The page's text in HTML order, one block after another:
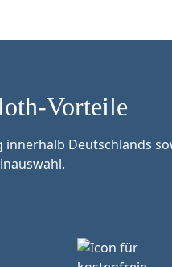
Vorteile
Deutschlands